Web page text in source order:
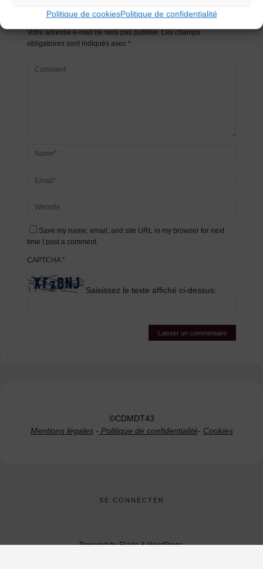
Politique de cookiesPolitique de confidentialité
commentaire
Votre adresse e-mail ne sera pas publiée. Les champs
obligatoires sont indiqués avec *
Save my name, email, and site URL in my browser for next
time I post a comment.
CAPTCHA*
Saisissez le texte affiché ci-dessus:
©CDMDT43
Mentions légales- Politique de confidentialité- Cookies
SE CONNECTER
Powered byFluida&WordPress.